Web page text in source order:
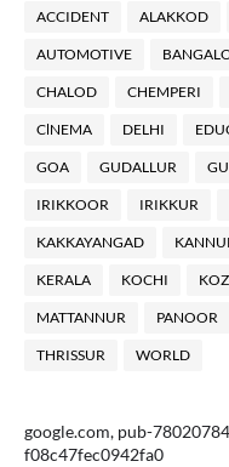
ACCIDENT ALAKKOD
AUTOMOTIVE
CHALOD CHEMPERI
ClNEMA DELHI
GOA GUDALLUR
IRIKKOOR IRIKKUR
KAKKAYANGAD
KERALA KOCHI
MATTANNUR PANOOR
THRISSUR WORLD
google.com, pub-
f08c47fec0942fa0